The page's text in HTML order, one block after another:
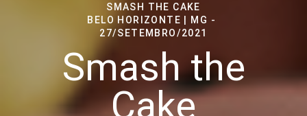
SMASH THE CAKE
BELO HORIZONTE | MG
27/SETEMBRO/2021
Smash the
Cake